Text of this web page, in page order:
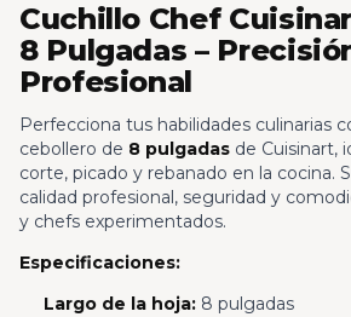
Cuchillo Chef
8 Pulgadas –
Profesional
Perfecciona tus habilidades culinarias
cebollero de 8 pulgadas de Cuisinart,
corte, picado y rebanado en la cocina.
calidad profesional, seguridad y
y chefs experimentados.
Especificaciones:
Largo de la hoja:8 pulgadas